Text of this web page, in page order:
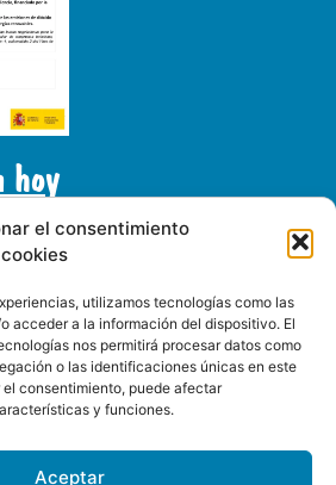
el consentimiento
utilizamos tecnologías como las
acceder a la información del dispositivo. El
nos permitirá procesar datos como
o las identificaciones únicas en este
consentimiento, puede afectar
y funciones.
Aceptar
hoy
Cielo claro
20:00
32°C
23:00
25°C
02:00
21°C
05:00
18°C